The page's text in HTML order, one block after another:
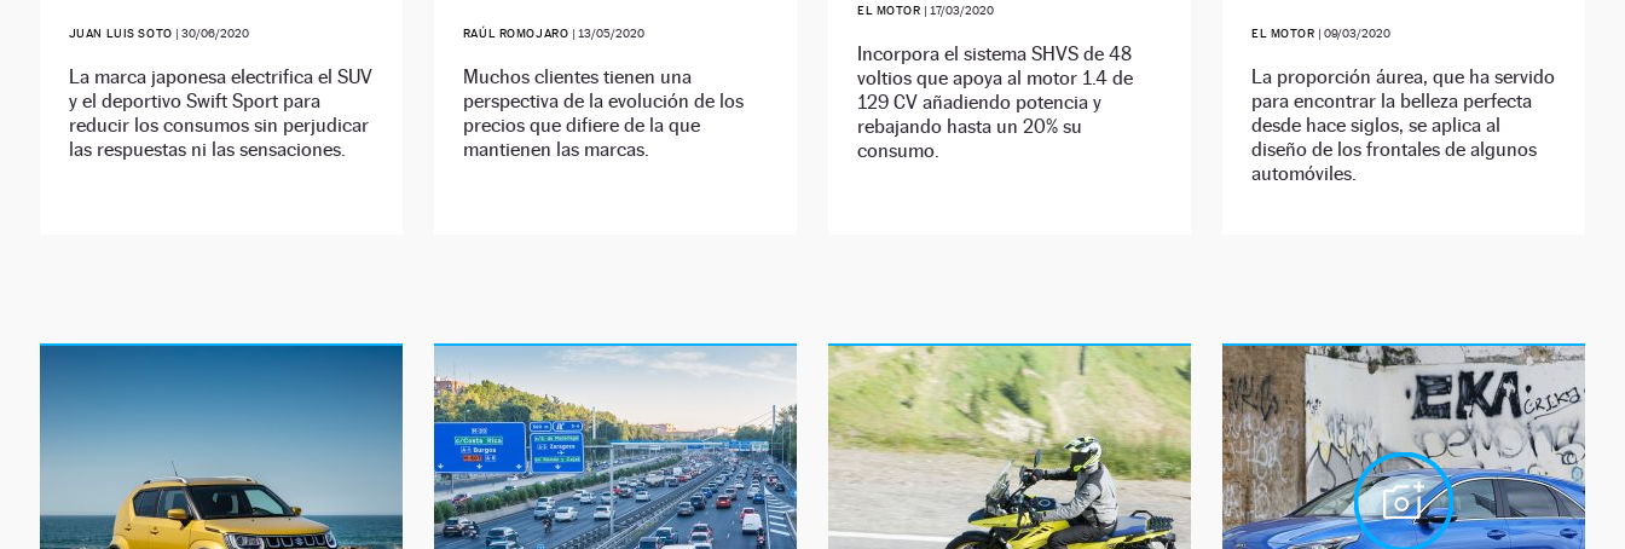
JUAN LUIS SOTO |30/06/2020
La marca japonesa electrifica el SUV
y el deportivo Swift Sport para
reducir los consumos sin perjudicar
las respuestas ni las sensaciones.
RAÚL ROMOJARO | 13/05/2020
Muchos clientes tienen una
perspectiva de la evolución de los
precios que difiere de la que
mantienen las marcas.
EL MOTOR | 17/03/2020
Incorpora el sistema SHVS de 48
voltios que apoya al motor 1.4 de
129 CV añadiendo potencia y
rebajando hasta un 20% su
consumo.
EL MOTOR |09/03/2020
La proporción áurea, que ha servido
para encontrar la belleza perfecta
desde hace siglos, se aplica al
diseño de los frontales de algunos
automóviles.